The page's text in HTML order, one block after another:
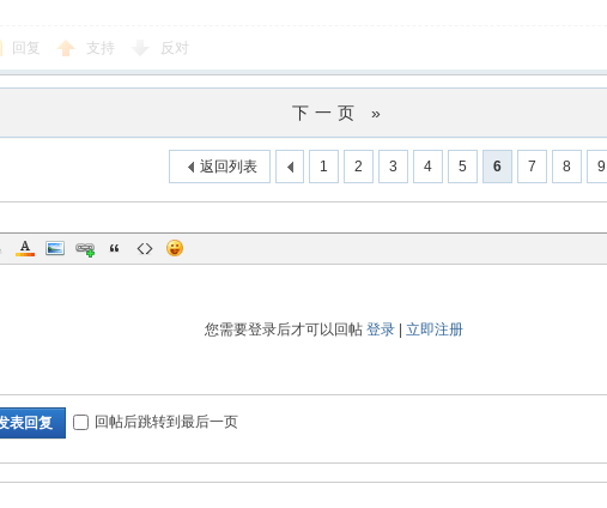
回复 支持 反对
下一页 »
1 2 3 4 5 6 7 8 9
返回列表
您需要登录后才可以回帖 登录| 立即注册
表回复 回帖后跳转到最后一页